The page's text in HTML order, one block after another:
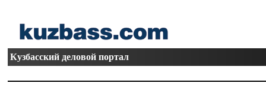
Кузбасский деловой портал